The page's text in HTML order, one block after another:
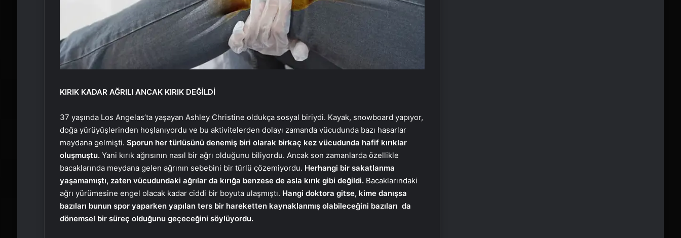
KIRIK KADAR AĞRILI ANCAK KIRIK DEĞİLDİ
37 yaşında Los Angelas’ta yaşayan Ashley Christine oldukça sosyal biriydi. Kayak, snowboard yapıyor,
doğa yürüyüşlerinden hoşlanıyordu ve bu aktivitelerden dolayı zamanda vücudunda bazı hasarlar
meydana gelmişti. Sporun her türlüsünü denemiş biri olarak birkaç kez vücudunda hafif kırıklar
oluşmuştu.Yani kırık ağrısının nasıl bir ağrı olduğunu biliyordu. Ancak son zamanlarda özellikle
bacaklarında meydana gelen ağrının sebebini bir türlü çözemiyordu. Herhangi bir sakatlanma
yaşamamıştı, zaten vücudundaki ağrılar da kırığa benzese de asla kırık gibi değildi.Bacaklarındaki
ağrı yürümesine engel olacak kadar ciddi bir boyuta ulaşmıştı. Hangi doktora gitse, kime danışsa
bazıları bunun spor yaparken yapılan ters bir hareketten kaynaklanmış olabileceğini bazıları da
dönemsel bir süreç olduğunu geçeceğini söylüyordu.